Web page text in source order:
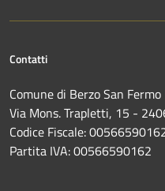
Contatti
Comune di Berzo San Fermo
Via Mons. Trapletti, 15 -
Codice Fiscale:
Partita IVA: 00566590162